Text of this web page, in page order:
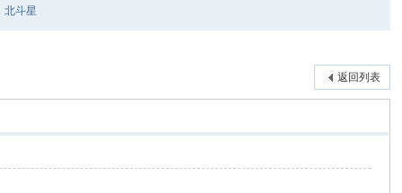
北斗星
返回列表